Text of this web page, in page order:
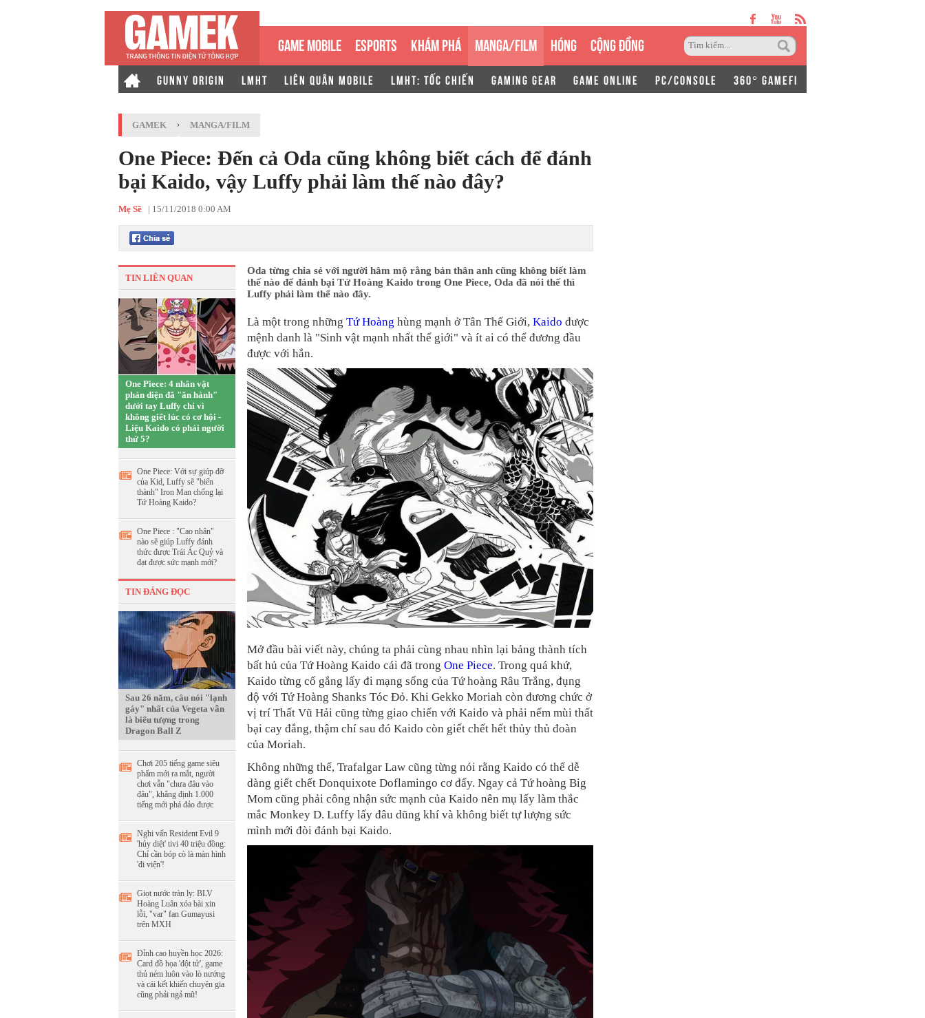
GAME MOBILE ESPORTS KHÁM PHÁ MANGA/FILM HÓNG CỘNG ĐỒNG
GUNNY ORIGIN LMHT LIÊN QUÂN MOBILE LMHT: TỐC CHIẾN GAMING GEAR GAME ONLINE PC/CONSOLE 360° GAMEFI
GAMEK › MANGA/FILM
One Piece: Đến cả Oda cũng không biết cách để đánh
bại Kaido, vậy Luffy phải làm thế nào đây?
Mẹ Sề | 15/11/2018 0:00 AM
TIN LIÊN QUAN
One Piece: 4 nhân vật
phản diện đã "ăn hành"
dưới tay Luffy chỉ vì
không giết lúc có cơ hội -
Liệu Kaido có phải người
thứ 5?
One Piece: Với sự giúp đỡ
của Kid, Luffy sẽ "biến
thành" Iron Man chống lại
Tứ Hoàng Kaido?
One Piece : "Cao nhân"
nào sẽ giúp Luffy đánh
thức được Trái Ác Quỷ và
đạt được sức mạnh mới?
TIN ĐÁNG ĐỌC
Sau 26 năm, câu nói "lạnh
gáy" nhất của Vegeta vẫn
là biểu tượng trong
Dragon Ball Z
Chơi 205 tiếng game siêu
phẩm mới ra mắt, người
chơi vẫn "chưa đâu vào
đâu", khẳng định 1.000
tiếng mới phá đảo được
Nghi vấn Resident Evil 9
'hủy diệt' tivi 40 triệu đồng:
Chỉ cần bóp cò là màn hình
'đi viện'!
Giọt nước tràn ly: BLV
Hoàng Luân xóa bài xin
lỗi, "var" fan Gumayusi
trên MXH
Đỉnh cao huyền học 2026:
Card đồ họa 'đột tử', game
thủ ném luôn vào lò nướng
và cái kết khiến chuyên gia
cũng phải ngả mũ!
Oda từng chia sẻ với người hâm mộ rằng bản thân anh cũng không biết làm
thế nào để đánh bại Tứ Hoàng Kaido trong One Piece, Oda đã nói thế thì
Luffy phải làm thế nào đây.
Là một trong những Tứ Hoàng hùng mạnh ở Tân Thế Giới, Kaido được
mệnh danh là "Sinh vật mạnh nhất thế giới" và ít ai có thể đương đầu
được với hắn.
Mở đầu bài viết này, chúng ta phải cùng nhau nhìn lại bảng thành tích
bất hủ của Tứ Hoàng Kaido cái đã trong One Piece. Trong quá khứ,
Kaido từng cố gắng lấy đi mạng sống của Tứ hoàng Râu Trắng, đụng
độ với Tứ Hoàng Shanks Tóc Đỏ. Khi Gekko Moriah còn đương chức ở
vị trí Thất Vũ Hải cũng từng giao chiến với Kaido và phải nếm mùi thất
bại cay đắng, thậm chí sau đó Kaido còn giết chết hết thủy thủ đoàn
của Moriah.
Không những thế, Trafalgar Law cũng từng nói rằng Kaido có thể dễ
dàng giết chết Donquixote Doflamingo cơ đấy. Ngay cả Tứ hoàng Big
Mom cũng phải công nhận sức mạnh của Kaido nên mụ lấy làm thắc
mắc Monkey D. Luffy lấy đâu dũng khí và không biết tự lượng sức
mình mới đòi đánh bại Kaido.